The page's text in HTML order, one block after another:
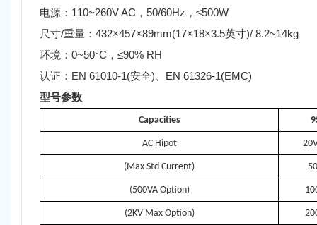
电源：110~260V AC，50/60Hz，≤500W
尺寸/重量：432×457×89mm(17×18×3.5英寸)/ 8.2~14kg
环境：0~50°C，≤90% RH
认证：EN 61010-1(安全)、EN 61326-1(EMC)
型号参数
Capacities
AC Hipot
(Max Std Current)
(500VA Option)
(2KV Max Option)